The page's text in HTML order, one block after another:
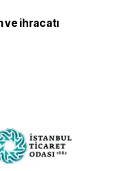
ihracatı